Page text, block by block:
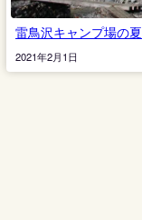
雷鳥沢キャンプ場の夏
2021年2月1日